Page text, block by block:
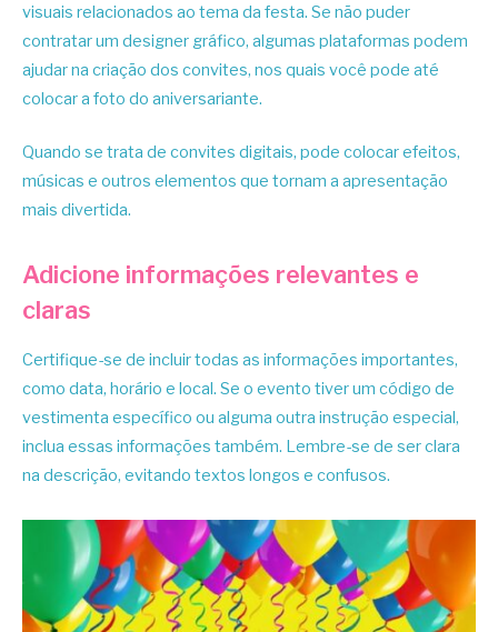
visuais relacionados ao tema da festa. Se não puder
contratar um designer gráfico, algumas plataformas podem
ajudar na criação dos convites, nos quais você pode até
colocar a foto do aniversariante.
Quando se trata de convites digitais, pode colocar efeitos,
músicas e outros elementos que tornam a apresentação
mais divertida.
Adicione informações relevantes e
claras
Certifique-se de incluir todas as informações importantes,
como data, horário e local. Se o evento tiver um código de
vestimenta específico ou alguma outra instrução especial,
inclua essas informações também. Lembre-se de ser clara
na descrição, evitando textos longos e confusos.